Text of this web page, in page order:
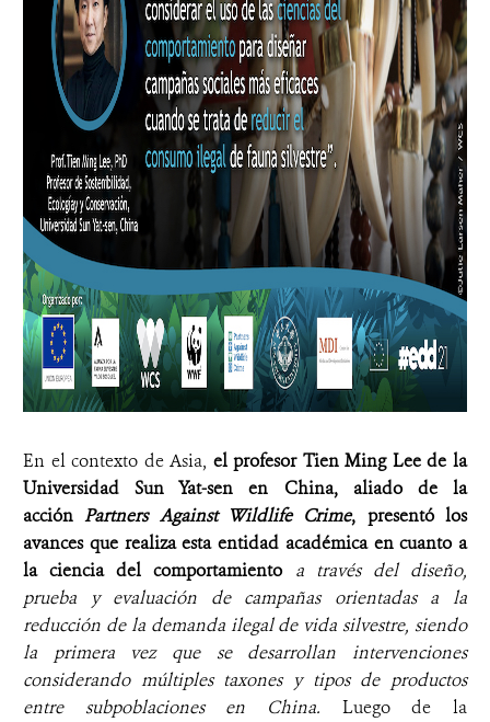
En el contexto de Asia, el profesor Tien Ming Lee de la
Universidad Sun Yat-sen en China, aliado de la
acciónPartners Against Wildlife Crime, presentó los
avances que realiza esta entidad académica en cuanto a
la ciencia del comportamientoa través del diseño,
prueba y evaluación de campañas orientadas a la
reducción de la demanda ilegal de vida silvestre, siendo
la primera vez que se desarrollan intervenciones
considerando múltiples taxones y tipos de productos
entre subpoblaciones en China. Luego de la